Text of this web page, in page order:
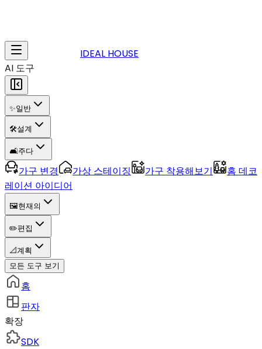
IDEAL HOUSE
AI 도구
✨일반
🛠️설계
🛋️주다
가구 변경 가상 스테이징 가구 착용해보기
홈 데코
레이션 아이디어
🖼️현재의
✏️편집
📐계획
모든 도구 보기
홈
판자
확장
SDK